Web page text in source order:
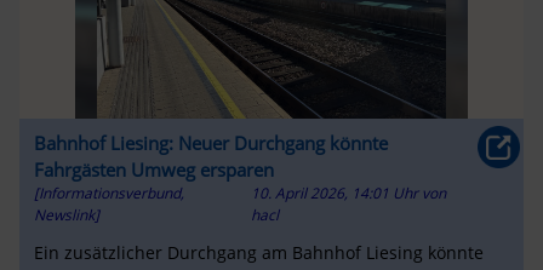
Bahnhof Liesing: Neuer Durchgang könnte
Fahrgästen Umweg ersparen
[Informationsverbund,
Newslink]
10. April 2026, 14:01 Uhr von
hacl
Ein zusätzlicher Durchgang am Bahnhof Liesing könnte